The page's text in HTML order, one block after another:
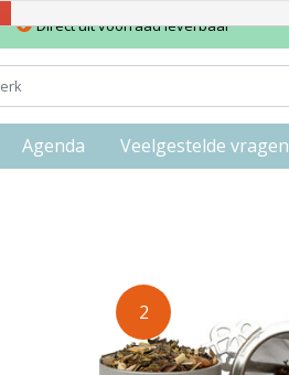
Direct uit voorraad leverbaar
Agenda Veelgestelde vragen
2